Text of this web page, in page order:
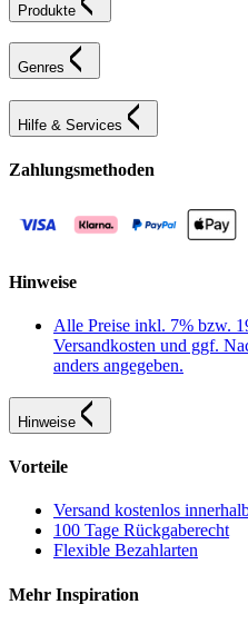
Produkte
Genres
Hilfe & Services
Zahlungsmethoden
Hinweise
Alle Preise inkl. 7% bzw.
Versandkosten und ggf.
anders angegeben.
Hinweise
Vorteile
Versand kostenlos
100 Tage Rückgaberecht
Flexible Bezahlarten
Mehr Inspiration